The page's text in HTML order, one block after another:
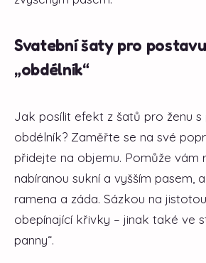
Svatební šaty pro
„obdélník“
Jak posílit efekt z šatů pro ženu
obdélník? Zaměřte se na své
přidejte na objemu. Pomůže vám
nabíranou sukní a vyšším pasem,
ramena a záda. Sázkou na
obepínající křivky – jinak také ve
panny“.